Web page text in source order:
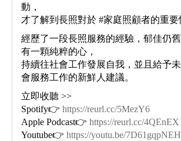
動，
才了解到長照對於 #家庭照顧者的重要
經歷了一段長照服務的經驗，郁佳仍
有一顆純粹的心，
持續往社會工作發展自我，並且給予
會服務工作的新鮮人建議。
立即收聽 >>
Spotify👉 https://reurl.cc/5MezY6
Apple Podcast👉 https://reurl.cc/4QEnEX
Youtube👉 https://youtu.be/